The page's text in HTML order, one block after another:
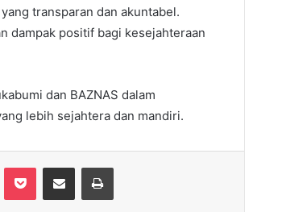
transparan dan akuntabel.
dampak positif bagi kesejahteraan
dan BAZNAS dalam
lebih sejahtera dan mandiri.
Pocket Share via Email Print